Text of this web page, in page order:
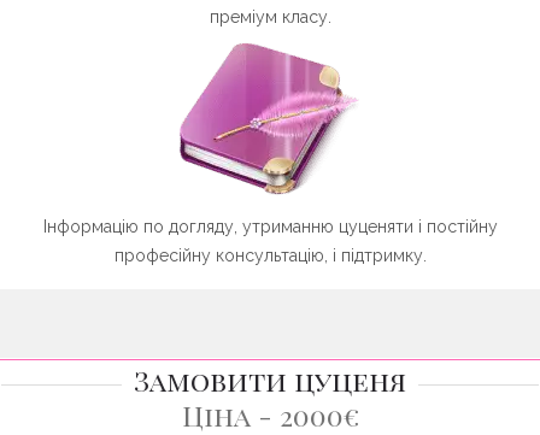
преміум класу.
Інформацію по догляду, утриманню цуценяти і постійну
професійну консультацію, і підтримку.
Замовити цуценя
Ціна - 2000€